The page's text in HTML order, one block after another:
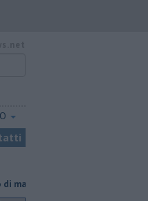
4.3 scuote la Toscana